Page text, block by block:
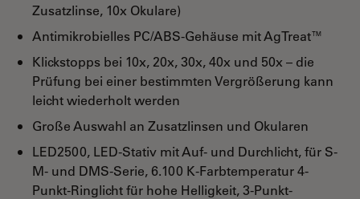
Zusatzlinse, 10x Okulare)
Antimikrobielles PC/ABS-Gehäuse mit AgTreat™
Klickstopps bei 10x, 20x, 30x, 40x und 50x – die
Prüfung bei einer bestimmten Vergrößerung kann
leicht wiederholt werden
Große Auswahl an Zusatzlinsen und Okularen
LED2500, LED-Stativ mit Auf- und Durchlicht, für S-
M- und DMS-Serie, 6.100 K-Farbtemperatur 4-
Punkt-Ringlicht für hohe Helligkeit, 3-Punkt-